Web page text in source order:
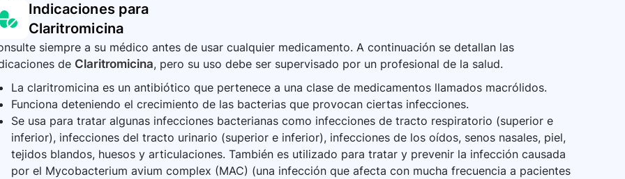
Indicaciones para
Claritromicina
siempre a su médico antes de usar cualquier medicamento. A continuación se detallan las
de Claritromicina, pero su uso debe ser supervisado por un profesional de la salud.
La claritromicina es un antibiótico que pertenece a una clase de medicamentos llamados macrólidos.
Funciona deteniendo el crecimiento de las bacterias que provocan ciertas infecciones.
Se usa para tratar algunas infecciones bacterianas como infecciones de tracto respiratorio (superior e
inferior), infecciones del tracto urinario (superior e inferior), infecciones de los oídos, senos nasales, piel,
tejidos blandos, huesos y articulaciones. También es utilizado para tratar y prevenir la infección causada
por el Mycobacterium avium complex (MAC) (una infección que afecta con mucha frecuencia a pacientes